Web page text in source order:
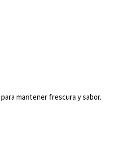
mantener frescura y sabor.